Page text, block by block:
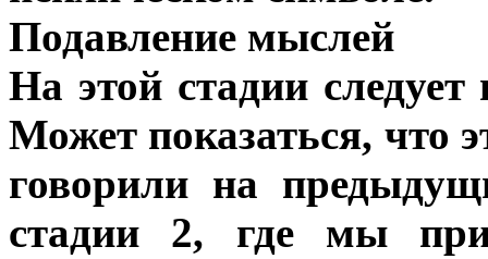
Подавление мыслей
На этой стадии
Может показаться, что
говорили на
стадии 2, где мы